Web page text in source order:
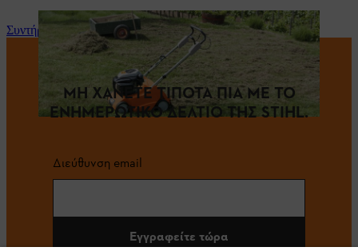
Συντήρηση και επισκευή
ΜΗ ΧΑΝΕΤΕ ΤΙΠΟΤΑ ΠΙΑ ΜΕ ΤΟ
ΕΝΗΜΕΡΩΤΙΚΟ ΔΕΛΤΙΟ ΤΗΣ STIHL.
Διεύθυνση email
Εγγραφείτε τώρα